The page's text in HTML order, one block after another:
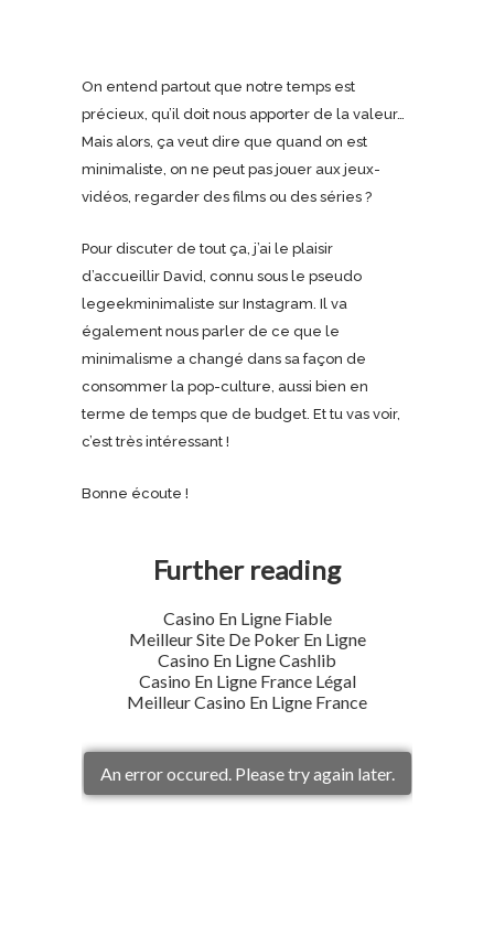
On entend partout que notre temps est
précieux, qu’il doit nous apporter de la valeur…
Mais alors, ça veut dire que quand on est
minimaliste, on ne peut pas jouer aux jeux-
vidéos, regarder des films ou des séries ?
Pour discuter de tout ça, j’ai le plaisir
d’accueillir David, connu sous le pseudo
legeekminimaliste sur Instagram. Il va
également nous parler de ce que le
minimalisme a changé dans sa façon de
consommer la pop-culture, aussi bien en
terme de temps que de budget. Et tu vas voir,
c’est très intéressant !
Bonne écoute !